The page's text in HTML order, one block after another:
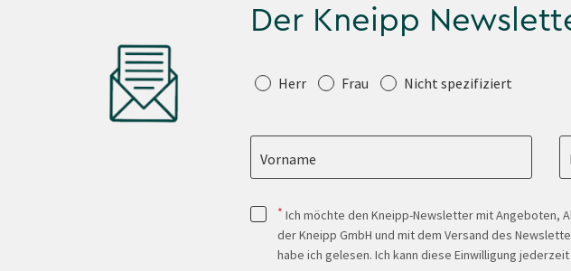
Der Kneipp
Anrede
Herr Frau Nicht spezifiziert
Vorname
* Ich möchte den Kneipp-Newsletter mit Angeboten,
der Kneipp GmbH und mit dem Versand des
habe ich gelesen. Ich kann diese Einwilligung